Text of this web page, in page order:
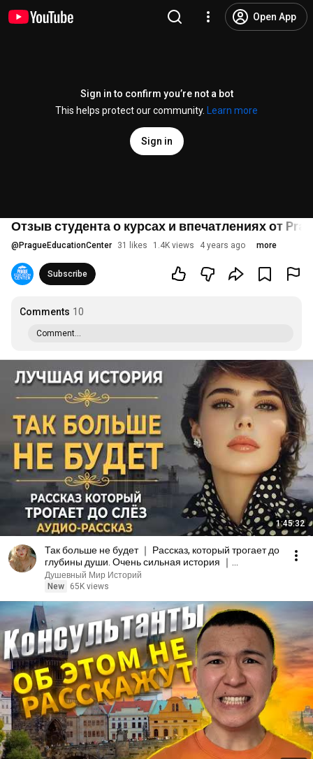
Open App
Sign in to confirm you’re not a bot
This helps protect our community.
Learn more
Sign in
Отзыв студента о курсах и впечатлениях от
@ PragueEducationCenter 31 likes 1.4K views 4 years ago more
Subscribe
Comments 10
Comment...
1:45:32
Так больше не будет ｜ Рассказ, который трогает до
глубины души. Очень сильная история ｜
Аудиорассказ
Душевный Мир Историй
New
65K views